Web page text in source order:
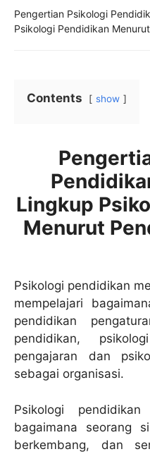
Contents show
Lingkup
Menurut
Psikologi pendidikan
mempelajari
pendidikan
pendidikan,
pengajaran dan
sebagai organisasi.
Psikologi
bagaimana seorang
berkembang, dan
Pengertian Psikologi
Psikologi Pendidikan